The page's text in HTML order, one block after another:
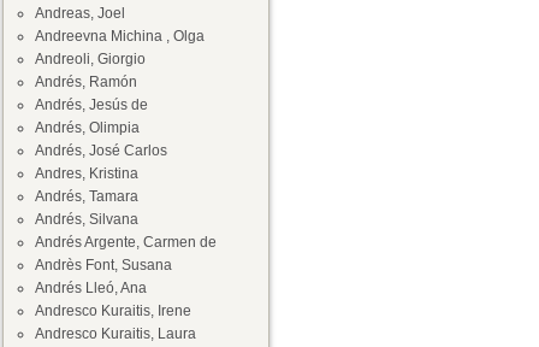
Andreas, Joel
Andreevna Michina , Olga
Andreoli, Giorgio
Andrés, Ramón
Andrés, Jesús de
Andrés, Olimpia
Andrés, José Carlos
Andres, Kristina
Andrés, Tamara
Andrés, Silvana
Andrés Argente, Carmen de
Andrès Font, Susana
Andrés Lleó, Ana
Andresco Kuraitis, Irene
Andresco Kuraitis, Laura